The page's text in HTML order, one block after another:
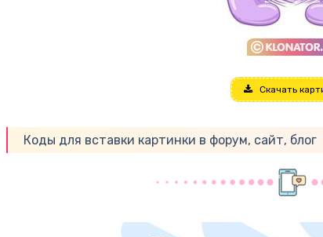
Скачать
Коды для вставки картинки в форум, сайт, блог